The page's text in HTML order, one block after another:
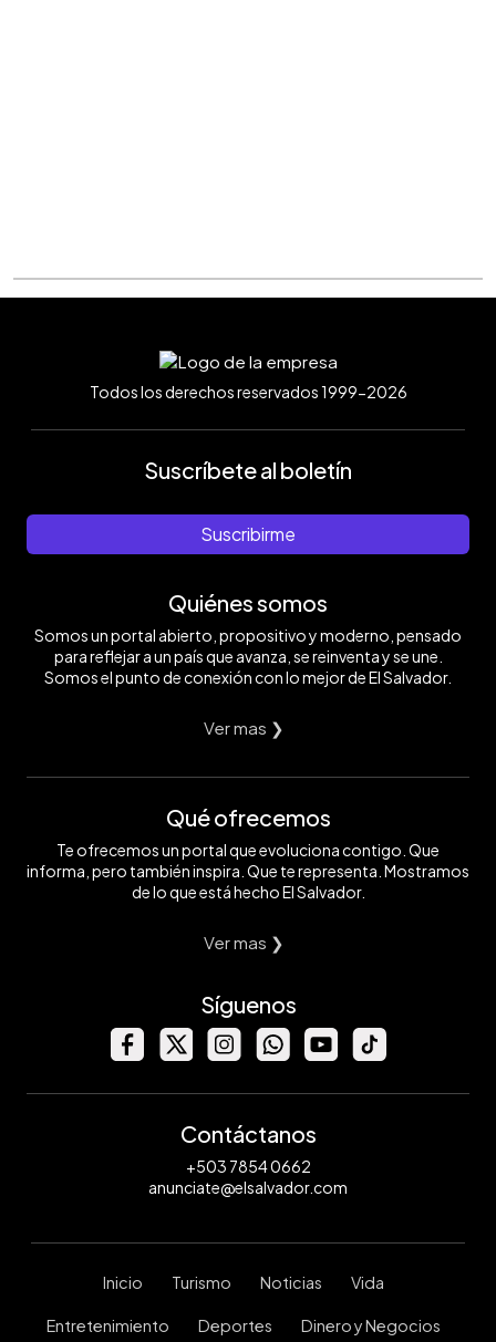
Todos los derechos reservados 1999-2026
Suscríbete al boletín
Suscribirme
Quiénes somos
Somos un portal abierto, propositivo y moderno, pensado
para reflejar a un país que avanza, se reinventa y se une.
Somos el punto de conexión con lo mejor de El Salvador.
Ver mas ❯
Qué ofrecemos
Te ofrecemos un portal que evoluciona contigo. Que
informa, pero también inspira. Que te representa. Mostramos
de lo que está hecho El Salvador.
Ver mas ❯
Síguenos
Contáctanos
+503 7854 0662
anunciate@elsalvador.com
Inicio Turismo Noticias Vida
Entretenimiento Deportes Dinero y Negocios